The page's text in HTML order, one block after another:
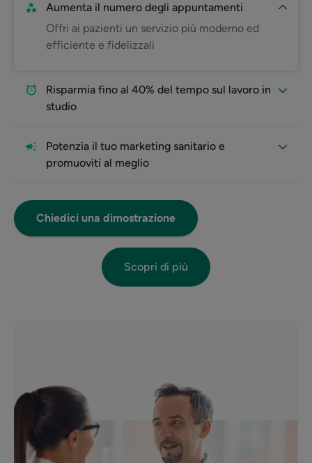
Aumenta il numero degli appuntamenti
Offri ai pazienti un servizio più moderno ed
efficiente e fidelizzali
Risparmia fino al 40% del tempo sul lavoro in
studio
Potenzia il tuo marketing sanitario e
promuoviti al meglio
Chiedici una dimostrazione
Scopri di più